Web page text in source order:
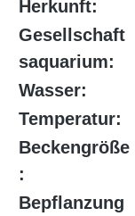
Herkunft:
Gesellschaft
saquarium:
Wasser:
Temperatur:
Beckengröße
:
Bepflanzung